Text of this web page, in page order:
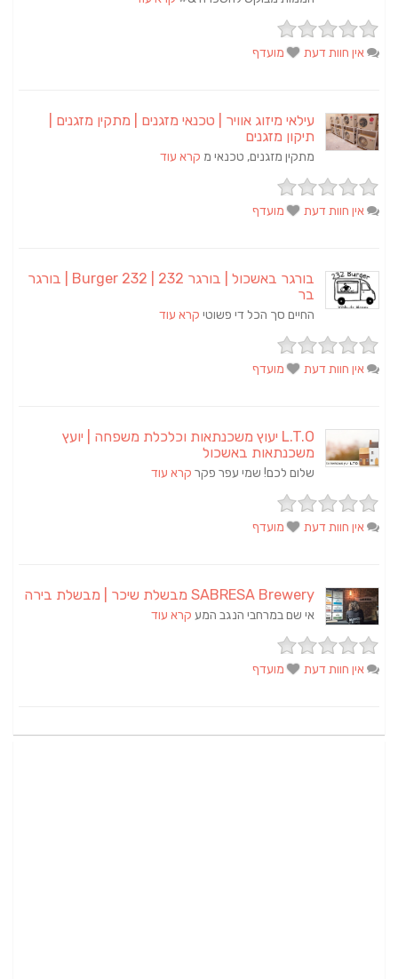
אין חוות דעת מועדף
עילאי מיזוג אוויר | טכנאי מזגנים | מתקין מזגנים |
תיקון מזגנים
מתקין מזגנים, טכנאי מ קרא עוד
אין חוות דעת מועדף
בורגר באשכול | בורגר 232 | Burger 232 | בורגר
בר
החיים סך הכל די פשוטי קרא עוד
אין חוות דעת מועדף
L.T.O יעוץ משכנתאות וכלכלת משפחה | יועץ
משכנתאות באשכול
שלום לכם! שמי עפר פקר קרא עוד
אין חוות דעת מועדף
SABRESA Brewery מבשלת שיכר | מבשלת בירה
אי שם במרחבי הנגב המע קרא עוד
אין חוות דעת מועדף